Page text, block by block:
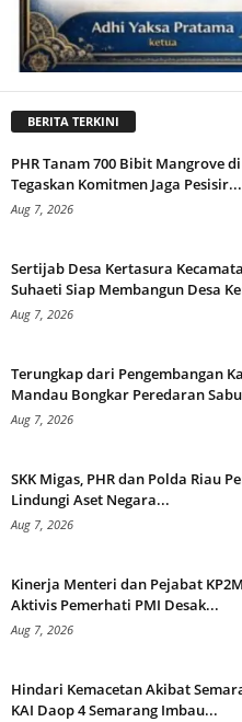
BERITA TERKINI
PHR Tanam 700 Bibit Mangrove
Tegaskan Komitmen Jaga Pesisir...
Aug 7, 2026
Sertijab Desa Kertasura
Suhaeti Siap Membangun Desa
Aug 7, 2026
Terungkap dari Pengembangan
Mandau Bongkar Peredaran
Aug 7, 2026
SKK Migas, PHR dan Polda Riau
Lindungi Aset Negara...
Aug 7, 2026
Kinerja Menteri dan Pejabat
Aktivis Pemerhati PMI Desak...
Aug 7, 2026
Hindari Kemacetan Akibat
KAI Daop 4 Semarang Imbau...